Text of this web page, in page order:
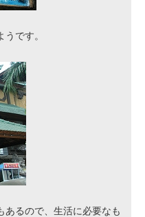
です。
あるので、生活に必要なも